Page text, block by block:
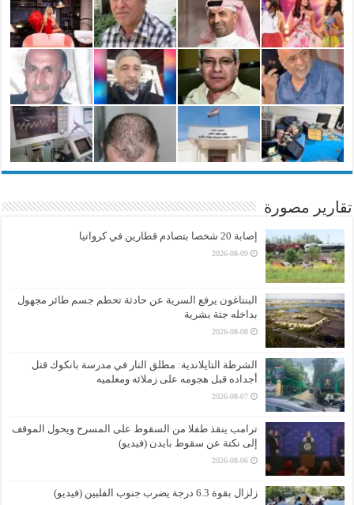
تقارير مصورة
إصابة 20 شخصا بتصادم قطارين في كرواتيا
2026-08-09
البنتاغون يرفع السرية عن حادثة تحطم جسم طائر مجهول
بداخله جثة بشرية
2026-08-08
الشرطة التايلاندية: مطلق النار في مدرسة بانكوك قتل
أجداده قبل هجومه على زملائه ومعلميه
2026-08-07
ترامب ينقذ طفلا من السقوط على المسرح ويحول الموقف
إلى نكتة عن سقوط بايدن (فيديو)
2026-08-06
زلزال بقوة 6.3 درجة يضرب جنوب الفلبين (فيديو)